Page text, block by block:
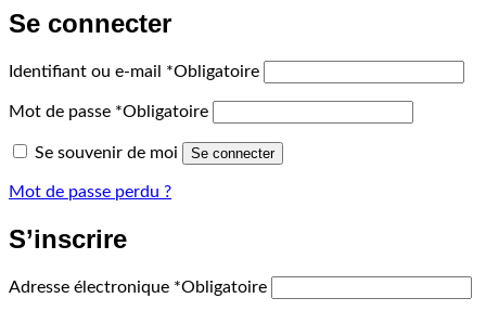
Se connecter
Identifiant ou e-mail *Obligatoire
Mot de passe *Obligatoire
Se souvenir de moi Se connecter
Mot de passe perdu ?
S’inscrire
Adresse électronique *Obligatoire